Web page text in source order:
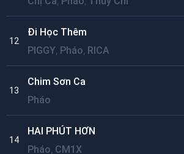
12
Đi Học Thêm
PIGGY, Pháo, RICA
13
Chim Sơn Ca
Pháo
14
HAI PHÚT HƠN
Pháo, CM1X